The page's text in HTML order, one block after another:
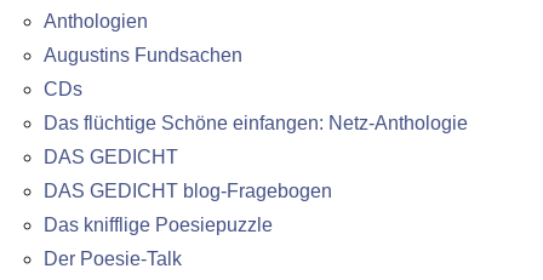
Anthologien
Augustins Fundsachen
CDs
Das flüchtige Schöne einfangen: Netz-Anthologie
DAS GEDICHT
DAS GEDICHT blog-Fragebogen
Das knifflige Poesiepuzzle
Der Poesie-Talk